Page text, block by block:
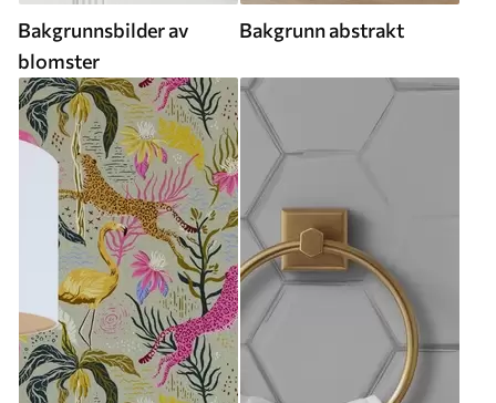
Bakgrunnsbilder av
blomster
Bakgrunn abstrakt